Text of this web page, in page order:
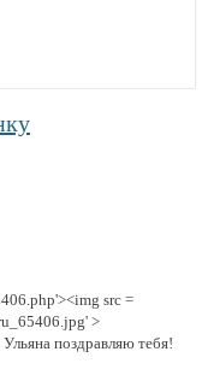
src =
>
поздравляю тебя!